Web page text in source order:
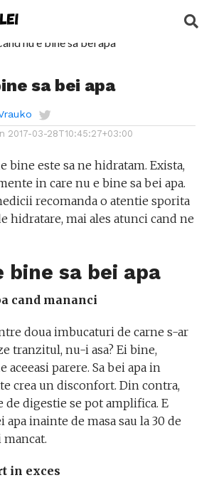
sa bei apa
2017-03-28T10:45:27+03:00
bine este sa ne hidratam. Exista,
in care nu e bine sa bei apa.
recomanda o atentie sporita
hidratare, mai ales atunci cand ne
bine sa bei apa
cand mananci
doua imbucaturi de carne s-ar
tranzitul, nu-i asa? Ei bine,
parere. Sa bei apa in
crea un disconfort. Din contra,
de digestie se pot amplifica. E
apa inainte de masa sau la 30 de
in exces